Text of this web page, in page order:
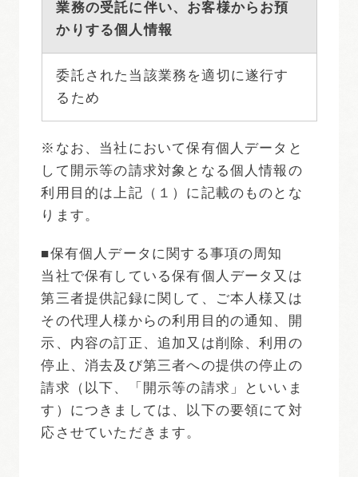
業務の受託に伴い、お客様からお預
かりする個人情報
委託された当該業務を適切に遂行す
るため
※なお、当社において保有個人データと
して開示等の請求対象となる個人情報の
利用目的は上記（１）に記載のものとな
ります。
■保有個人データに関する事項の周知
当社で保有している保有個人データ又は
第三者提供記録に関して、ご本人様又は
その代理人様からの利用目的の通知、開
示、内容の訂正、追加又は削除、利用の
停止、消去及び第三者への提供の停止の
請求（以下、「開示等の請求」といいま
す）につきましては、以下の要領にて対
応させていただきます。